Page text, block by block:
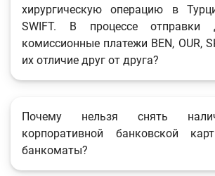
хирургическую операцию в
SWIFT. В процессе отправки
комиссионные платежи BEN, OUR,
их отличие друг от друга?
Почему нельзя снять
корпоративной банковской
банкоматы?